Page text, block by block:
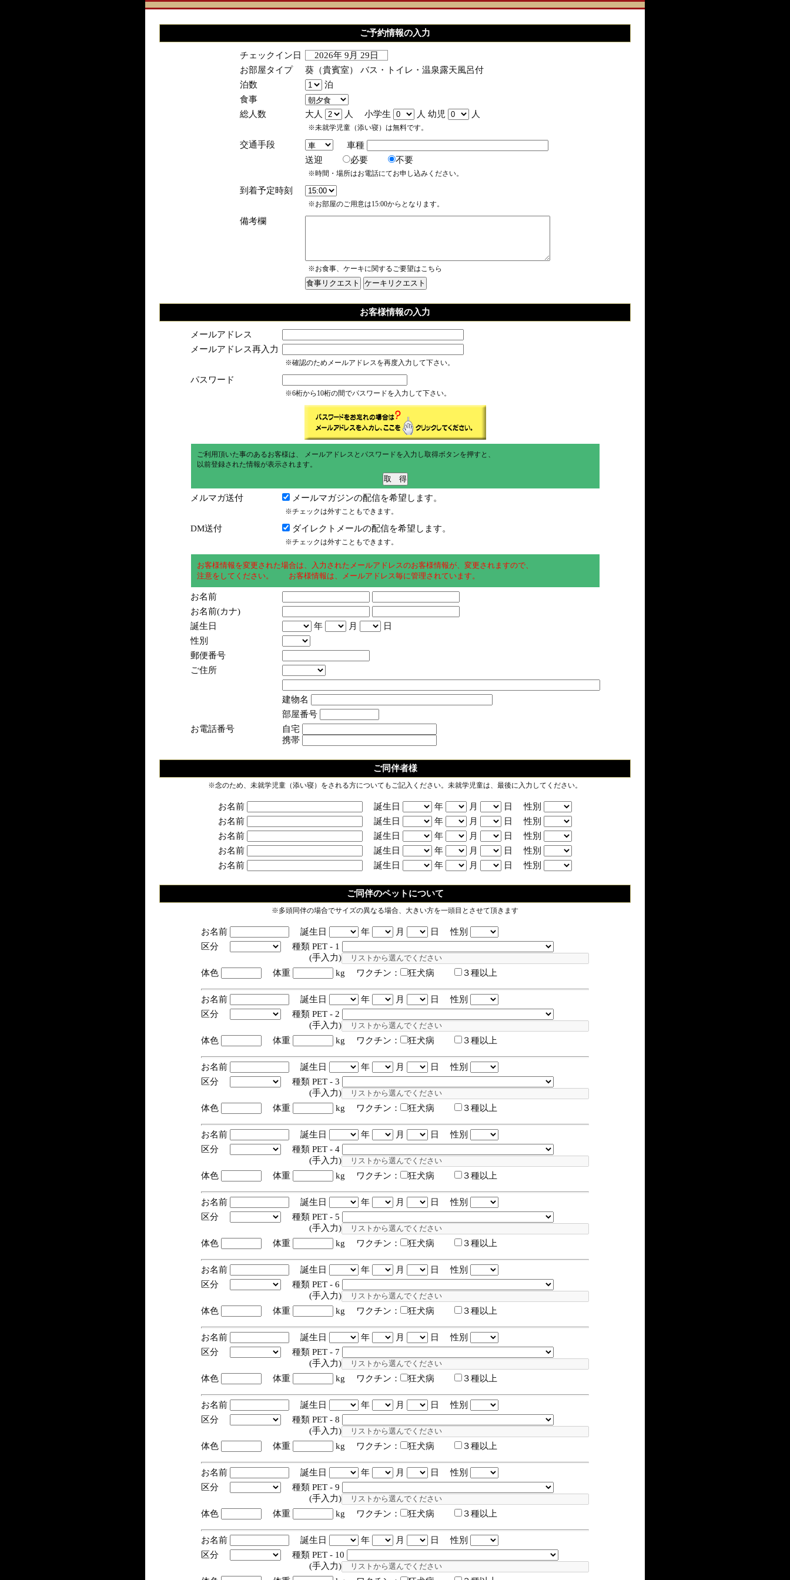
ご予約情報の入力
チェックイン日
2026年 9月 29日
お部屋タイプ
葵（貴賓室） バス・トイレ・温泉露天風呂付
泊数
泊
食事
総人数
大人 人 小学生 人 幼児 人
※未就学児童（添い寝）は無料です。
交通手段
車種
送迎
必要 不要
※時間・場所はお電話にてお申し込みください。
到着予定時刻
※お部屋のご用意は15:00からとなります。
備考欄
※お食事、ケーキに関するご要望はこちら
お客様情報の入力
メールアドレス
メールアドレス再入力
※確認のためメールアドレスを再度入力して下さい。
パスワード
※6桁から10桁の間でパスワードを入力して下さい。
ご利用頂いた事のあるお客様は、 メールアドレスとパスワードを入力し取得ボタンを押すと、
以前登録された情報が表示されます。
メルマガ送付 メールマガジンの配信を希望します。
※チェックは外すこともできます。
DM送付 ダイレクトメールの配信を希望します。
※チェックは外すこともできます。
お客様情報を変更された場合は、入力されたメールアドレスのお客様情報が、変更されますので、
注意をしてください。 お客様情報は、メールアドレス毎に管理されています。
お名前
お名前(カナ)
誕生日
年 月
日
性別
郵便番号
ご住所
建物名
部屋番号
お電話番号
自宅
携帯
ご同伴者様
※念のため、未就学児童（添い寝）をされる方についてもご記入ください。未就学児童は、最後に入力してください。
お名前 誕生日 年 月
日 性別
お名前
誕生日 年 月
日 性別
お名前
誕生日 年 月
日 性別
お名前
誕生日 年 月
日 性別
お名前
誕生日 年 月 日 性別
ご同伴のペットについて
※多頭同伴の場合でサイズの異なる場合、大きい方を一頭目とさせて頂きます
お名前 誕生日 年 月
日 性別
区分
種類 PET - 1
(手入力)
体色
体重 kg ワクチン： 狂犬病 ３種以上
お名前 誕生日 年 月
日 性別
区分
種類 PET - 2
(手入力)
体色
体重 kg ワクチン： 狂犬病 ３種以上
お名前 誕生日 年 月
日 性別
区分
種類 PET - 3
(手入力)
体色
体重 kg ワクチン： 狂犬病 ３種以上
お名前 誕生日 年 月
日 性別
区分
種類 PET - 4
(手入力)
体色
体重 kg ワクチン： 狂犬病 ３種以上
お名前 誕生日 年 月
日 性別
区分
種類 PET - 5
(手入力)
体色
体重 kg ワクチン： 狂犬病 ３種以上
お名前 誕生日 年 月
日 性別
区分
種類 PET - 6
(手入力)
体色
体重 kg ワクチン： 狂犬病 ３種以上
お名前 誕生日 年 月
日 性別
区分
種類 PET - 7
(手入力)
体色
体重 kg ワクチン： 狂犬病 ３種以上
お名前 誕生日 年 月
日 性別
区分
種類 PET - 8
(手入力)
体色
体重 kg ワクチン： 狂犬病 ３種以上
お名前 誕生日 年 月
日 性別
区分
種類 PET - 9
(手入力)
体色
体重 kg ワクチン： 狂犬病 ３種以上
お名前 誕生日 年 月
日 性別
区分
種類 PET - 10
(手入力)